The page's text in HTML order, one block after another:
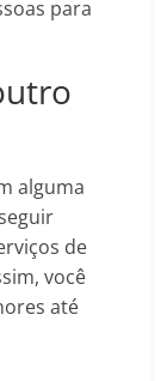
para
alguma
de
você
até